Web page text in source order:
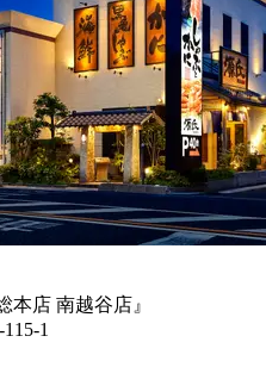
本店 南越谷店』
1